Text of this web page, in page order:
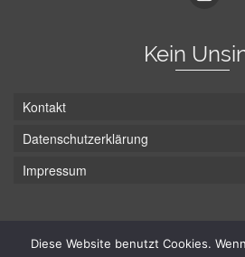
Kein
Kontakt
Datenschutzerklärung
Impressum
Diese Website benutzt Cookies.